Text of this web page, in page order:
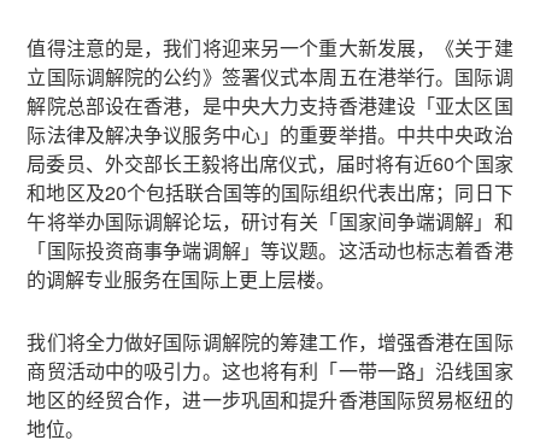
值得注意的是，我们将迎来另一个重大新发展，《关于建
立国际调解院的公约》签署仪式本周五在港举行。国际调
解院总部设在香港，是中央大力支持香港建设「亚太区国
际法律及解决争议服务中心」的重要举措。中共中央政治
局委员、外交部长王毅将出席仪式，届时将有近60个国家
和地区及20个包括联合国等的国际组织代表出席；同日下
午将举办国际调解论坛，研讨有关「国家间争端调解」和
「国际投资商事争端调解」等议题。这活动也标志着香港
的调解专业服务在国际上更上层楼。
我们将全力做好国际调解院的筹建工作，增强香港在国际
商贸活动中的吸引力。这也将有利「一带一路」沿线国家
地区的经贸合作，进一步巩固和提升香港国际贸易枢纽的
地位。